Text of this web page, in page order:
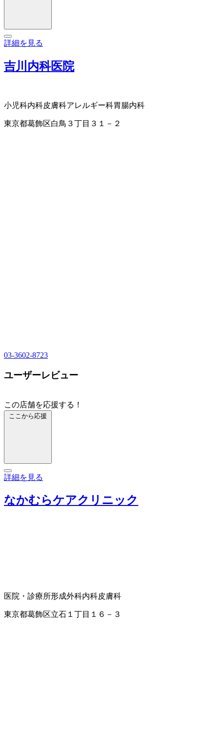
詳細を見る
吉川内科医院
小児科内科皮膚科アレルギー科胃腸内科
東京都葛飾区白鳥３丁目３１－２
03-3602-8723
ユーザーレビュー
この店舗を応援する！
ここから応援
詳細を見る
なかむらケアクリニック
医院・診療所形成外科内科皮膚科
東京都葛飾区立石１丁目１６－３